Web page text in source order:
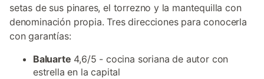
setas de sus pinares, el torrezno y la mantequilla con
denominación propia. Tres direcciones para conocerla
con garantías:
Baluarte 4,6/5 - cocina soriana de autor con
estrella en la capital